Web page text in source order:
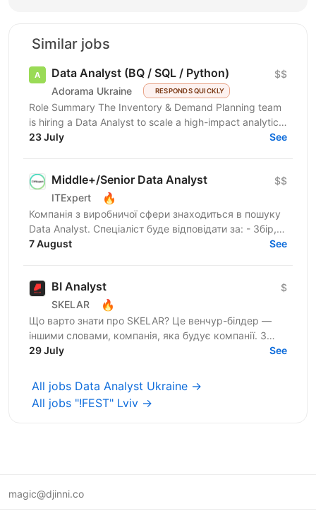
Similar jobs
Data Analyst (BQ / SQL / Python)
Adorama Ukraine RESPONDS QUICKLY
$$
Role Summary The Inventory & Demand Planning team
is hiring a Data Analyst to scale a high-impact analytics
roadmap across inventory, in-stock, supply,...
23 July See
Middle+/Senior Data Analyst
ITExpert 🔥
$$
Компанія з виробничої сфери знаходиться в пошуку
Data Analyst. Спеціаліст буде відповідати за: - Збір,
перевірку та підготовку даних із різних джерел -...
7 August See
BI Analyst
SKELAR 🔥
$
Що варто знати про SKELAR? Це венчур-білдер —
іншими словами, компанія, яка будує компанії. З
нами фаундери створюють consumer-бізнеси, які
29 July See
All jobs Data Analyst Ukraine →
All jobs "!FEST" Lviv →
magic@djinni.co